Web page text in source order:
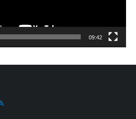
09:42